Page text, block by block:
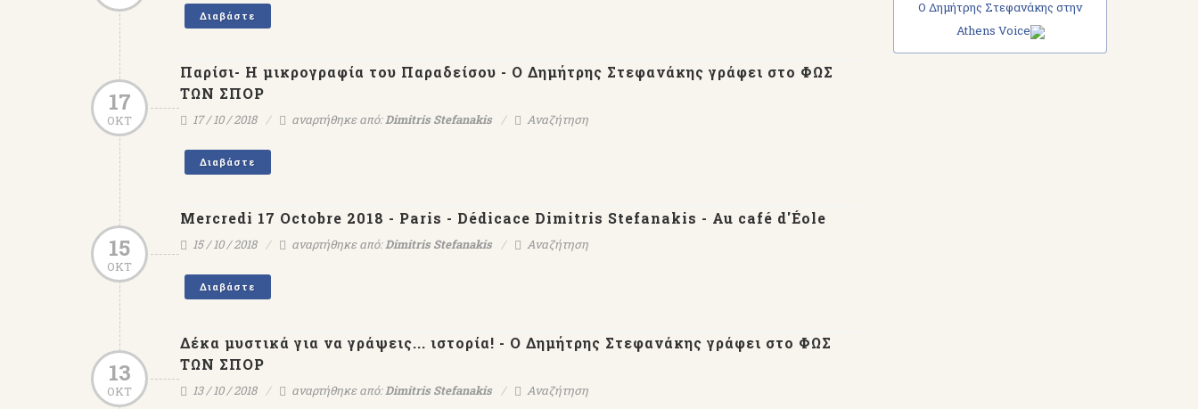
Διαβάστε
17
ΟΚΤ
Παρίσι- Η μικρογραφία του Παραδείσου - Ο Δημήτρης Στεφανάκης γράφει στο ΦΩΣ
ΤΩΝ ΣΠΟΡ
17 / 10 / 2018 αναρτήθηκε από:Dimitris Stefanakis Αναζήτηση
Διαβάστε
15
ΟΚΤ
Mercredi 17 Octobre 2018 - Paris - Dédicace Dimitris Stefanakis - Au café d'Éole
15 / 10 / 2018 αναρτήθηκε από:Dimitris Stefanakis Αναζήτηση
Διαβάστε
13
ΟΚΤ
Δέκα μυστικά για να γράψεις... ιστορία! - Ο Δημήτρης Στεφανάκης γράφει στο ΦΩΣ
ΤΩΝ ΣΠΟΡ
13 / 10 / 2018 αναρτήθηκε από:Dimitris Stefanakis Αναζήτηση
Ο Δημήτρης Στεφανάκης στην
Athens Voice